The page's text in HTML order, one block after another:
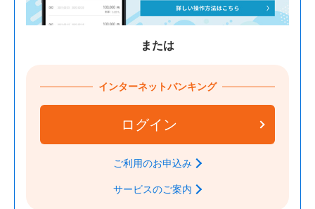
または
インターネットバンキング
ログイン
ご利用のお申込み
サービスのご案内